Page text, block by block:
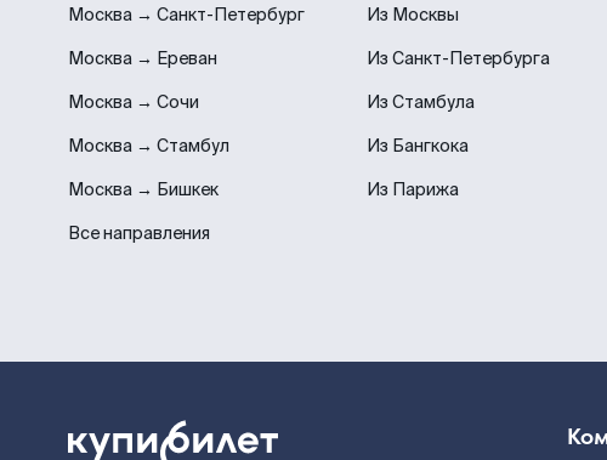
Москва → Санкт-Петербург
Москва → Ереван
Москва → Сочи
Москва → Стамбул
Москва → Бишкек
Все направления
Из Москвы
Из Санкт-Петербурга
Из Стамбула
Из Бангкока
Из Парижа